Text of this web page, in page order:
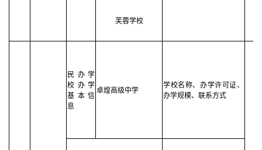
芙蓉学校
民办学
校办学
基本信
息
卓煌高级中学
学校名称、办学许可证、
办学规模、 联系方式